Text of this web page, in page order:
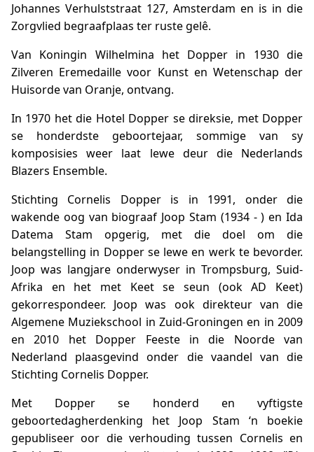
Johannes Verhulststraat 127, Amsterdam en is in die
Zorgvlied begraafplaas ter ruste gelê.
Van Koningin Wilhelmina het Dopper in 1930 die
Zilveren Eremedaille voor Kunst en Wetenschap der
Huisorde van Oranje, ontvang.
In 1970 het die Hotel Dopper se direksie, met Dopper
se honderdste geboortejaar, sommige van sy
komposisies weer laat lewe deur die Nederlands
Blazers Ensemble.
Stichting Cornelis Dopper is in 1991, onder die
wakende oog van biograaf Joop Stam (1934 - ) en Ida
Datema Stam opgerig, met die doel om die
belangstelling in Dopper se lewe en werk te bevorder.
Joop was langjare onderwyser in Trompsburg, Suid-
Afrika en het met Keet se seun (ook AD Keet)
gekorrespondeer. Joop was ook direkteur van die
Algemene Muziekschool in Zuid-Groningen en in 2009
en 2010 het Dopper Feeste in die Noorde van
Nederland plaasgevind onder die vaandel van die
Stichting Cornelis Dopper.
Met Dopper se honderd en vyftigste
geboortedagherdenking het Joop Stam ‘n boekie
gepubliseer oor die verhouding tussen Cornelis en